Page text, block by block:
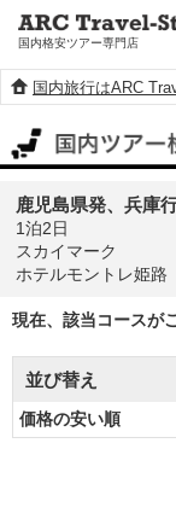
国内格安ツアー専門店
国内旅行はARC
鹿児島県発、兵庫
1泊2日
スカイマーク
ホテルモントレ姫路
現在、該当コースが
並び替え
価格の安い順